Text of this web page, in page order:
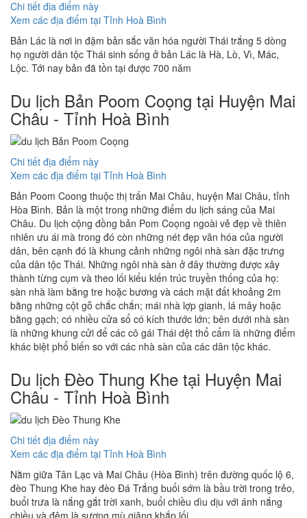
Chi tiết địa điểm này
Xem các địa điểm tại Tỉnh Hoà Bình
Bản Lác là nơi in đậm bản sắc văn hóa người Thái trắng 5 dòng
họ người dân tộc Thái sinh sống ở bản Lác là Hà, Lò, Vì, Mác,
Lộc. Tới nay bản đã tồn tại được 700 năm
Du lịch Bản Poom Coọng tại Huyện Mai
Châu - Tỉnh Hoà Bình
Chi tiết địa điểm này
Xem các địa điểm tại Tỉnh Hoà Bình
Bản Poom Coong thuộc thị trấn Mai Châu, huyện Mai Châu, tỉnh
Hòa Bình. Bản là một trong những điểm du lịch sáng của Mai
Châu. Du lịch cộng đồng bản Pom Coọng ngoài vẻ đẹp về thiên
nhiên ưu ái mà trong đó còn những nét đẹp văn hóa của người
dân, bên cạnh đó là khung cảnh những ngôi nhà sàn đặc trưng
của dân tộc Thái. Những ngôi nhà sàn ở đây thường được xây
thành từng cụm và theo lối kiểu kiến trúc truyền thống của họ:
sàn nhà làm bằng tre hoặc bương và cách mặt đất khoảng 2m
bằng những cột gỗ chắc chắn; mái nhà lợp gianh, lá mây hoặc
bằng gạch; có nhiều cửa sổ có kích thước lớn; bên dưới nhà sàn
là những khung cửi để các cô gái Thái dệt thổ cẩm là những điểm
khác biệt phổ biến so với các nhà sàn của các dân tộc khác.
Du lịch Đèo Thung Khe tại Huyện Mai
Châu - Tỉnh Hoà Bình
Chi tiết địa điểm này
Xem các địa điểm tại Tỉnh Hoà Bình
Nằm giữa Tân Lạc và Mai Châu (Hòa Bình) trên đường quốc lộ 6,
đèo Thung Khe hay đèo Đá Trắng buổi sớm là bầu trời trong trẻo,
buổi trưa là nắng gắt trời xanh, buổi chiều dìu dịu với ánh nắng
chiều và đêm là sương mù giăng khắp lối.